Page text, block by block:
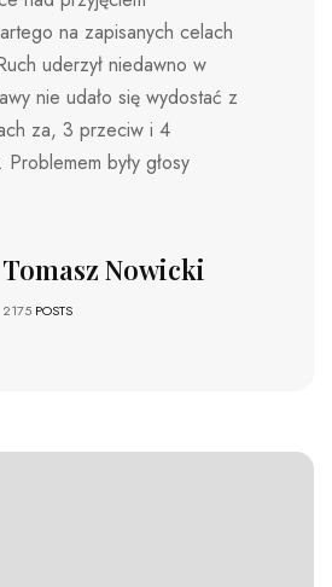
na zapisanych celach
uderzył niedawno w
nie udało się wydostać z
za, 3 przeciw i 4
były głosy
Tomasz Nowicki
2175 POSTS